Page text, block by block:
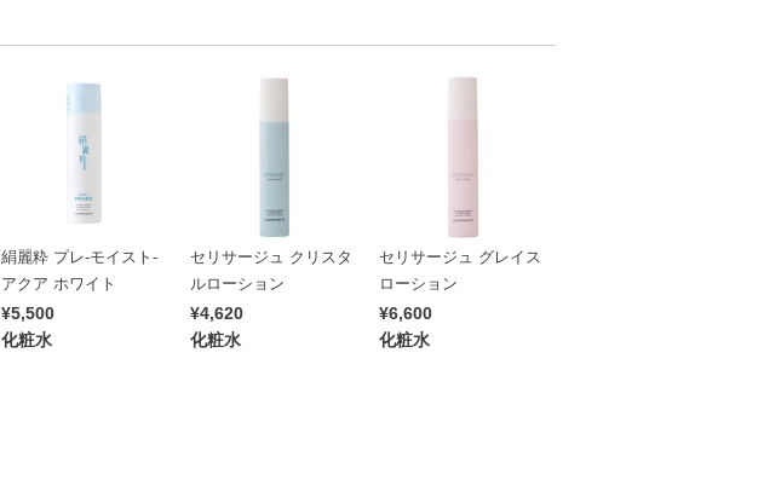
絹麗粋 プレ-モイスト-
アクア ホワイト
¥5,500
化粧水
セリサージュ クリスタ
ルローション
¥4,620
化粧水
セリサージュ グレイス
ローション
¥6,600
化粧水